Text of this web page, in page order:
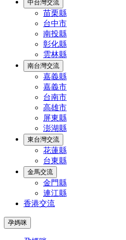
中台灣交流
苗栗縣
台中市
南投縣
彰化縣
雲林縣
南台灣交流
嘉義縣
嘉義市
台南市
高雄市
屏東縣
澎湖縣
東台灣交流
花蓮縣
台東縣
金馬交流
金門縣
連江縣
香港交流
孕媽咪